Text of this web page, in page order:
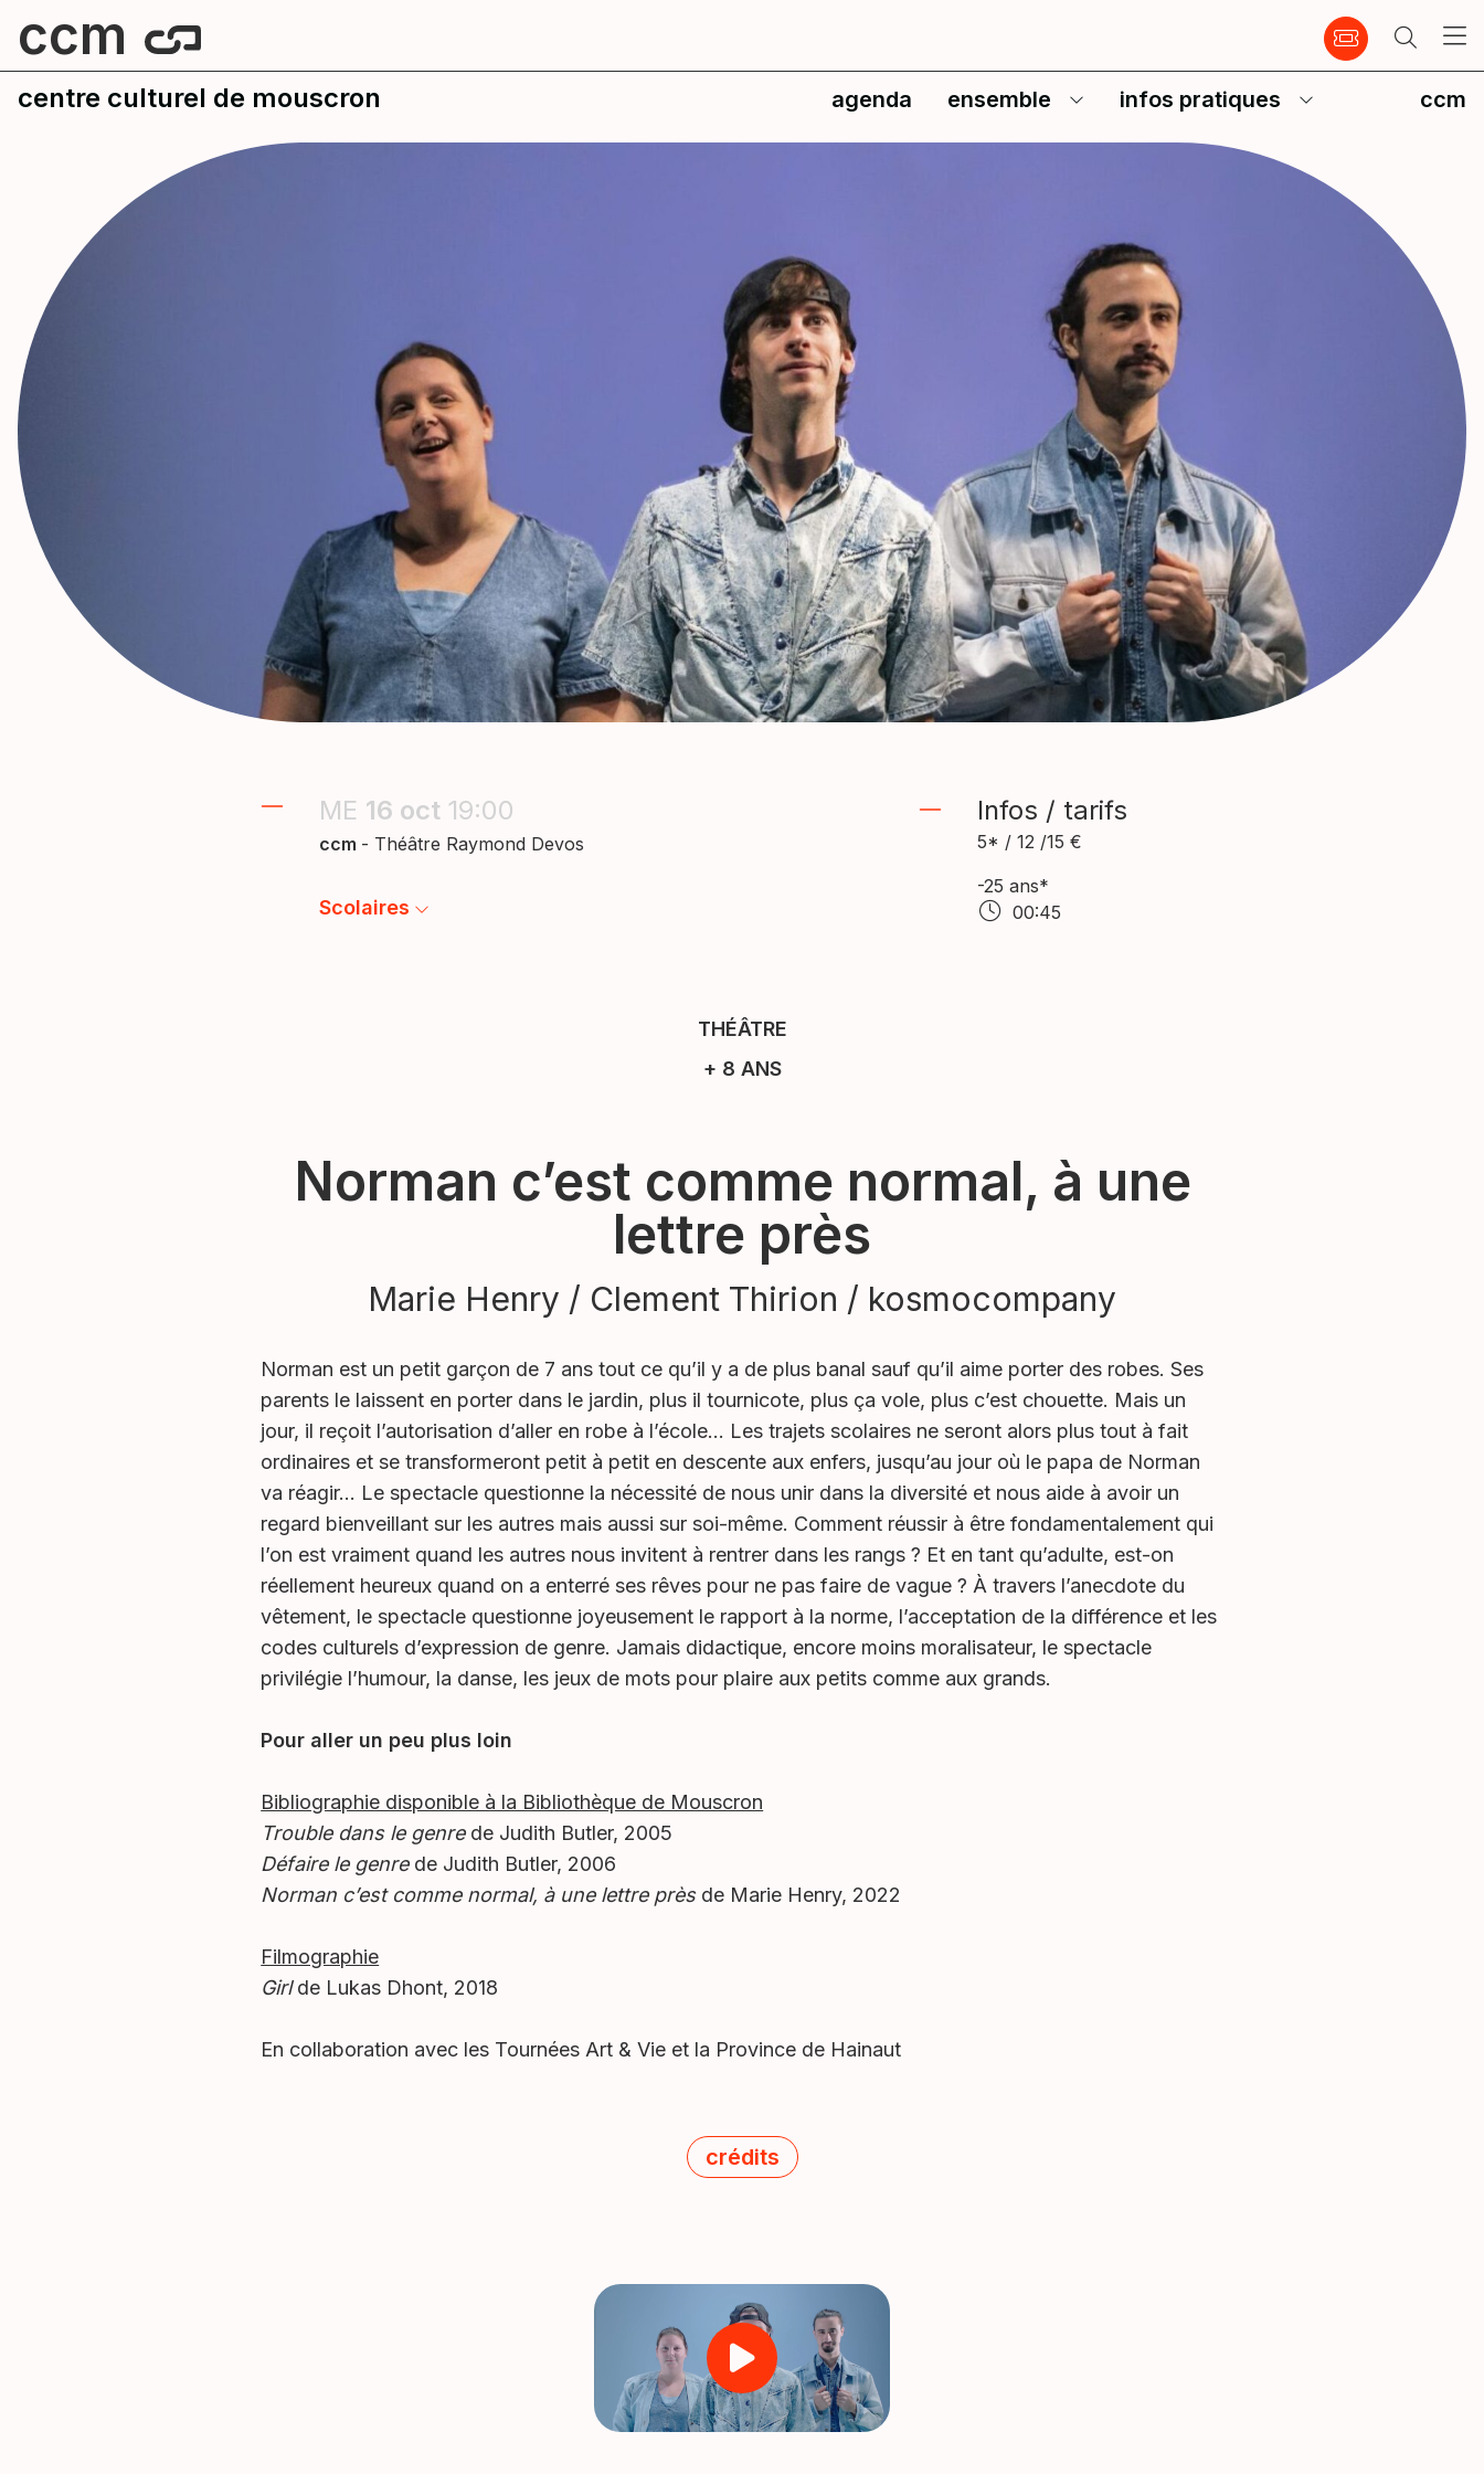
ccm
centre culturel de mouscron agenda ensemble infos pratiques ccm
ME 16 oct 19:00
ccm - Théâtre Raymond Devos
Scolaires
Infos / tarifs
5* / 12 /15 €
-25 ans*
00:45
THÉÂTRE
+ 8 ANS
Norman c’est comme normal, à une
lettre près
Marie Henry / Clement Thirion / kosmocompany
Norman est un petit garçon de 7 ans tout ce qu’il y a de plus banal sauf qu’il aime porter des robes. Ses
parents le laissent en porter dans le jardin, plus il tournicote, plus ça vole, plus c’est chouette. Mais un
jour, il reçoit l’autorisation d’aller en robe à l’école… Les trajets scolaires ne seront alors plus tout à fait
ordinaires et se transformeront petit à petit en descente aux enfers, jusqu’au jour où le papa de Norman
va réagir… Le spectacle questionne la nécessité de nous unir dans la diversité et nous aide à avoir un
regard bienveillant sur les autres mais aussi sur soi-même. Comment réussir à être fondamentalement qui
l’on est vraiment quand les autres nous invitent à rentrer dans les rangs ? Et en tant qu’adulte, est-on
réellement heureux quand on a enterré ses rêves pour ne pas faire de vague ? À travers l’anecdote du
vêtement, le spectacle questionne joyeusement le rapport à la norme, l’acceptation de la différence et les
codes culturels d’expression de genre. Jamais didactique, encore moins moralisateur, le spectacle
privilégie l’humour, la danse, les jeux de mots pour plaire aux petits comme aux grands.
Pour aller un peu plus loin
Bibliographie disponible à la Bibliothèque de Mouscron
Trouble dans le genrede Judith Butler, 2005
Défaire le genrede Judith Butler, 2006
Norman c’est comme normal, à une lettre prèsde Marie Henry, 2022
Filmographie
Girlde Lukas Dhont, 2018
En collaboration avec les Tournées Art & Vie et la Province de Hainaut
crédits